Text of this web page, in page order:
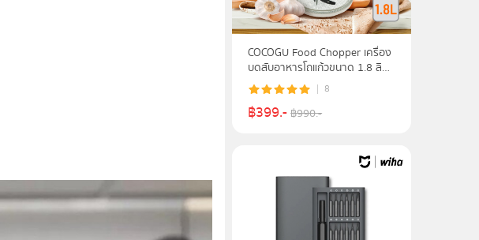
COCOGU Food Chopper เครื่อง
บดสับอาหารโถแก้วขนาด 1.8 ลิตร
รุ่น FC1- รับประกัน 2 ปี
8
฿399.-฿990.-